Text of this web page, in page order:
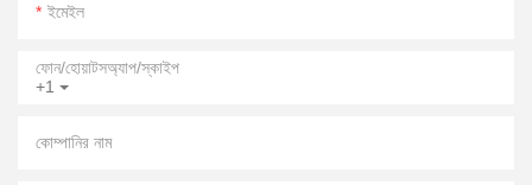
ইমেইল
+1
ফোন/হোয়াটসঅ্যাপ/স্কাইপ
কোম্পানির নাম